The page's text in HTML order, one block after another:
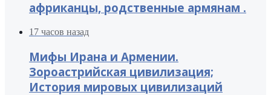
африканцы, родственные армянам .
17 часов назад
Мифы Ирана и Армении.
Зороастрийская цивилизация;
История мировых цивилизаций